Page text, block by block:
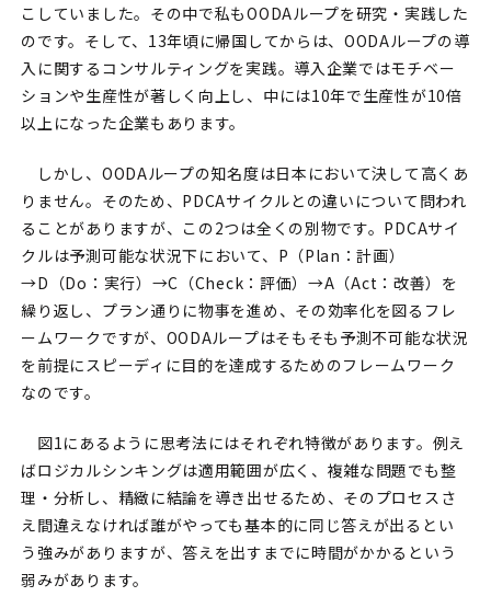
こしていました。その中で私もOODAループを研究・実践した
のです。そして、13年頃に帰国してからは、OODAループの導
入に関するコンサルティングを実践。導入企業ではモチベー
ションや生産性が著しく向上し、中には10年で生産性が10倍
以上になった企業もあります。
しかし、OODAループの知名度は日本において決して高くあ
りません。そのため、PDCAサイクルとの違いについて問われ
ることがありますが、この2つは全くの別物です。PDCAサイ
クルは予測可能な状況下において、P（Plan：計画）
→D（Do：実行）→C（Check：評価）→A（Act：改善）を
繰り返し、プラン通りに物事を進め、その効率化を図るフレ
ームワークですが、OODAループはそもそも予測不可能な状況
を前提にスピーディに目的を達成するためのフレームワーク
なのです。
図1にあるように思考法にはそれぞれ特徴があります。例え
ばロジカルシンキングは適用範囲が広く、複雑な問題でも整
理・分析し、精緻に結論を導き出せるため、そのプロセスさ
え間違えなければ誰がやっても基本的に同じ答えが出るとい
う強みがありますが、答えを出すまでに時間がかかるという
弱みがあります。